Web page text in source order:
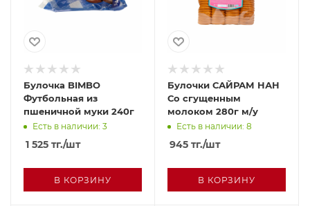
Булочка BIMBO
Футбольная из
пшеничной муки 240г
Есть в наличии: 3
1 525 тг./шт
В КОРЗИНУ
Булочки САЙРАМ НАН
Со сгущенным
молоком 280г м/у
Есть в наличии: 8
945 тг./шт
В КОРЗИНУ